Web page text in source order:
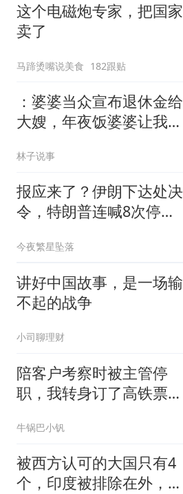
这个电磁炮专家，把国家
卖了
马蹄烫嘴说美食 182跟贴
：婆婆当众宣布退休金给
大嫂，年夜饭婆婆让我结
林子说事
报应来了？伊朗下达处决
令，特朗普连喊8次停
今夜繁星坠落
讲好中国故事，是一场输
不起的战争
小司聊理财
陪客户考察时被主管停
职，我转身订了高铁票。
亿合同没你根本签不了
牛锅巴小钒
被西方认可的大国只有4
个，印度被排除在外，为